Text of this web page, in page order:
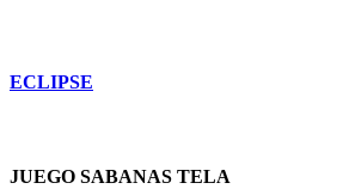
ECLIPSE
JUEGO SABANAS TELA